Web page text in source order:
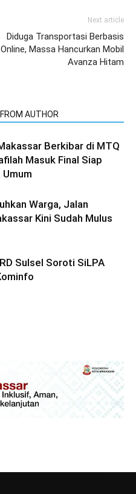
Next article
Diduga Transportasi Berbasis
Online, Massa Hancurkan Mobil
Avanza Hitam
AUTHOR
Berkibar di MTQ
Masuk Final Siap
Warga, Jalan
Kini Sudah Mulus
Sulsel Soroti SiLPA